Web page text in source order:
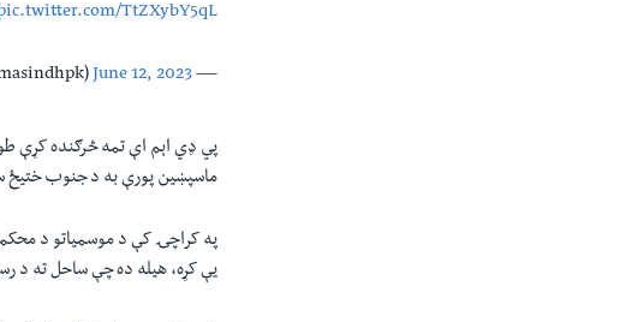
TtZXybY5qL
— PDMA Sindh (@pdmasindhpk)
June 12, 2023
پي ډي اېم اې تمه څرګنده کړې
ماسپښين پورې به د جنوب
په کراچۍ کې د موسمياتو د
یې کړه، هيله ده چې ساحل ته د